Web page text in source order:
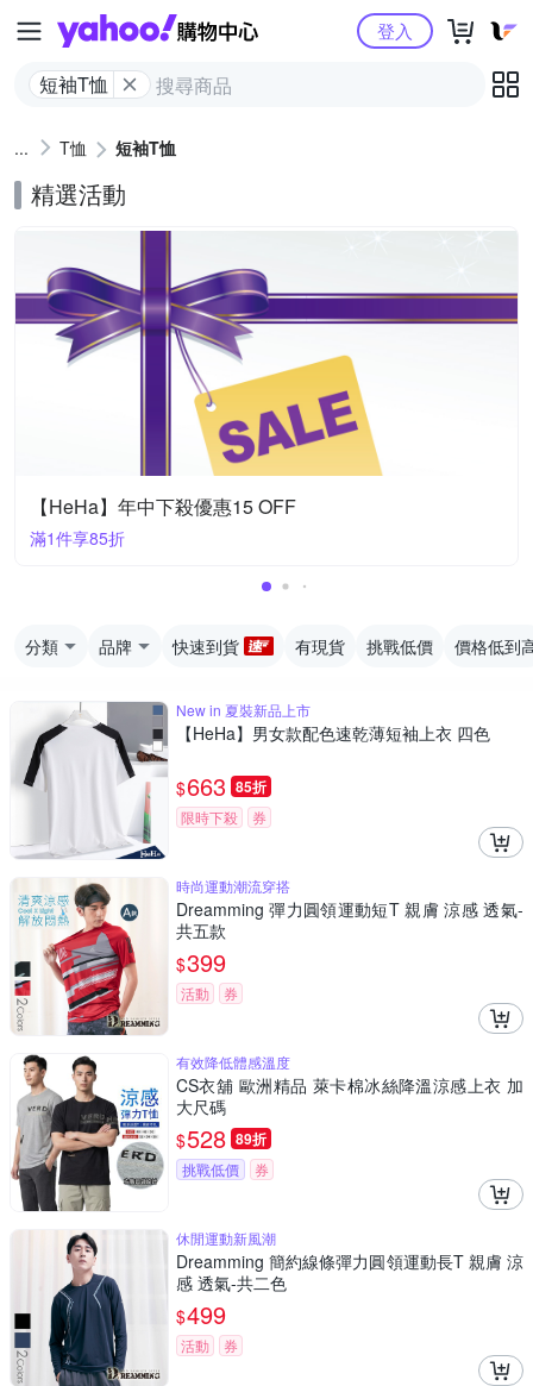
Yahoo購物中心
短袖T恤
登入
T恤 短袖T恤
精選活動
【HeHa】年中下殺優惠15 OFF
滿1件享85折
分類 品牌 快速到貨 有現貨 挑戰低價 價格低到
New in 夏裝新品上市
【HeHa】男女款配色速乾薄短袖上衣 四色
$663 85折
限時下殺 券
時尚運動潮流穿搭
Dreamming 彈力圓領運動短T 親膚 涼感 透氣-
共五款
$399
活動 券
有效降低體感溫度
CS衣舖 歐洲精品 萊卡棉冰絲降溫涼感上衣 加
大尺碼
$528 89折
挑戰低價 券
休閒運動新風潮
Dreamming 簡約線條彈力圓領運動長T 親膚 涼
感 透氣-共二色
$499
活動 券